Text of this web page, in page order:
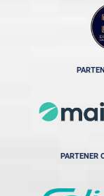
PARTENER